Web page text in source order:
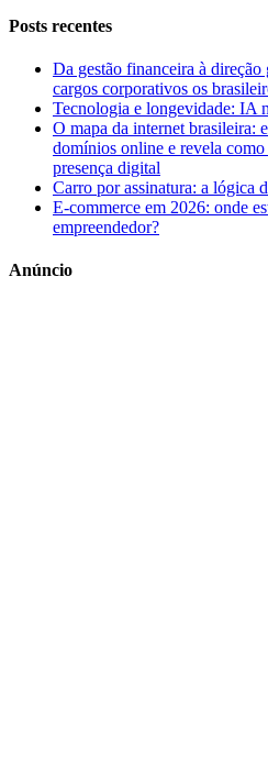
Posts recentes
Da gestão financeira à direção
cargos corporativos os
Tecnologia e longevidade: IA
O mapa da internet brasileira:
domínios online e revela como
presença digital
Carro por assinatura: a lógica
E-commerce em 2026: onde
empreendedor?
Anúncio